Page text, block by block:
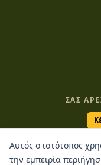
Αυτός ο ιστότοπος
την εμπειρία
ΣΑΣ